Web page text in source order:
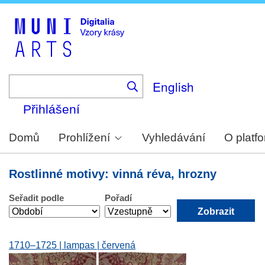
English
Přihlášení
Domů Prohlížení Vyhledávání O
Rostlinné motivy: vinná réva, hrozny
Seřadit podle Pořadí
1710–1725 | lampas | červená